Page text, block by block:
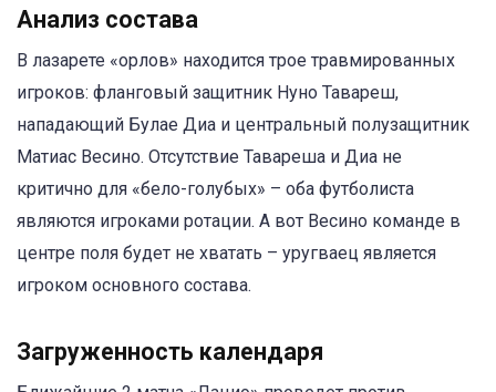
Анализ состава
В лазарете «орлов» находится трое травмированных
игроков: фланговый защитник Нуно Тавареш,
нападающий Булае Диа и центральный полузащитник
Матиас Весино. Отсутствие Тавареша и Диа не
критично для «бело-голубых» – оба футболиста
являются игроками ротации. А вот Весино команде в
центре поля будет не хватать – уругваец является
игроком основного состава.
Загруженность календаря